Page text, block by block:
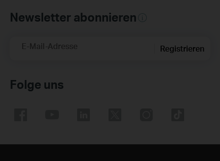
Newsletter abonnieren
E-Mail-Adresse Registrieren
Folge uns